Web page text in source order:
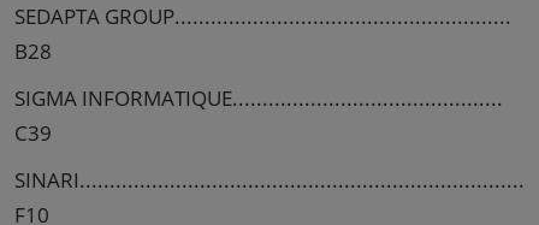
SEDAPTA GROUP........................................................
B28
SIGMA INFORMATIQUE.............................................
C39
SINARI..........................................................................
F10